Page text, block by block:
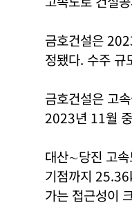
금호건설은
정됐다. 수주
금호건설은 고
2023년 11월
대산∼당진 고속
기점까지
가는 접근성이